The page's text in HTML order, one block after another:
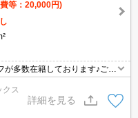
等：20,000円)
多数在籍しております♪ご要
！初期費用クレジット支払可
弊社に一度も来店せずとも
されている物件も全てご紹介
て申し付けください★
クス
詳細を見る